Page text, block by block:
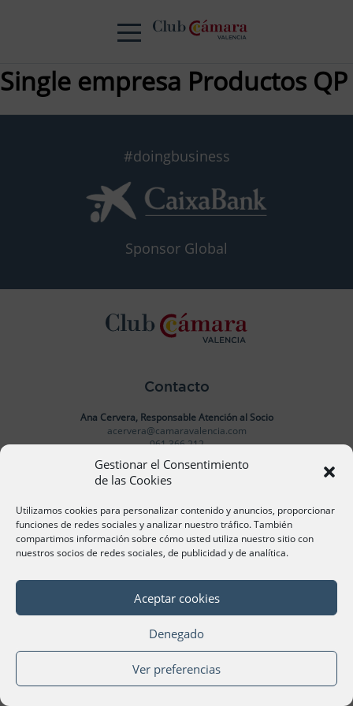
Gestionar el Consentimiento
de las Cookies
Utilizamos cookies para personalizar contenido y anuncios, proporcionar
funciones de redes sociales y analizar nuestro tráfico. También
compartimos información sobre cómo usted utiliza nuestro sitio con
nuestros socios de redes sociales, de publicidad y de analítica.
Aceptar cookies
Denegado
Ver preferencias
Single empresa Productos QP
#doingbusiness
Sponsor Global
Contacto
Ana Cervera, Responsable Atención al Socio
acervera@camaravalencia.com
961 366 212
Síguenos
©Cámara Oficial de Comercio, Industria, Servicios y
Navegación de València 2020